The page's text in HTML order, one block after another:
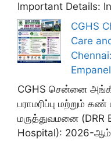
Important Details:
CGHS
Care
CGHS சென்னை
பராமரிப்பு மற்றும்
மருத்துவமனை (DRR
Hospital): 2026-